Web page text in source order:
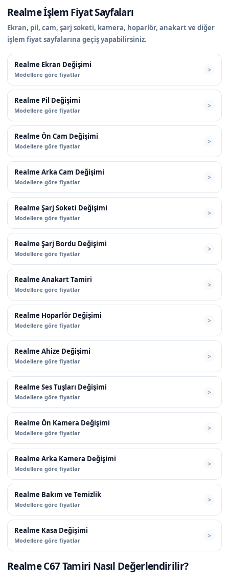
Realme İşlem Fiyat Sayfaları
Ekran, pil, cam, şarj soketi, kamera, hoparlör, anakart ve diğer
işlem fiyat sayfalarına geçiş yapabilirsiniz.
Realme Ekran Değişimi
Modellere göre fiyatlar
Realme Pil Değişimi
Modellere göre fiyatlar
Realme Ön Cam Değişimi
Modellere göre fiyatlar
Realme Arka Cam Değişimi
Modellere göre fiyatlar
Realme Şarj Soketi Değişimi
Modellere göre fiyatlar
Realme Şarj Bordu Değişimi
Modellere göre fiyatlar
Realme Anakart Tamiri
Modellere göre fiyatlar
Realme Hoparlör Değişimi
Modellere göre fiyatlar
Realme Ahize Değişimi
Modellere göre fiyatlar
Realme Ses Tuşları Değişimi
Modellere göre fiyatlar
Realme Ön Kamera Değişimi
Modellere göre fiyatlar
Realme Arka Kamera Değişimi
Modellere göre fiyatlar
Realme Bakım ve Temizlik
Modellere göre fiyatlar
Realme Kasa Değişimi
Modellere göre fiyatlar
Realme C67 Tamiri Nasıl Değerlendirilir?